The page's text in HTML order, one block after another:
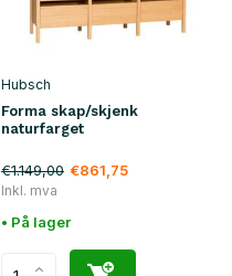
Hubsch
Forma skap/skjenk
naturfarget
€1.149,00 €861,75
Inkl. mva
• På lager